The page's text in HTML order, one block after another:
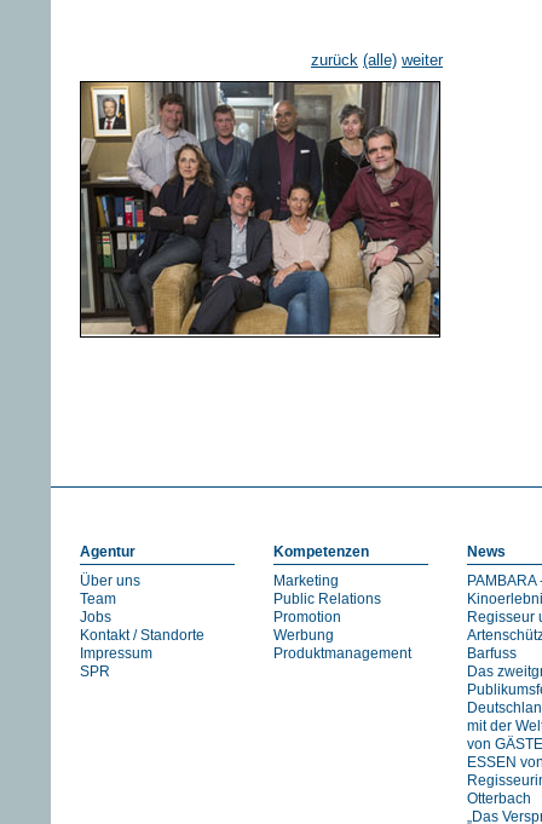
zurück (alle) weiter
Agentur
Über uns
Team
Jobs
Kontakt / Standorte
Impressum
SPR
Kompetenzen
Marketing
Public Relations
Promotion
Werbung
Produktmanagement
News
Regisseur
Barfuss
Das
mit der
von
ESSEN
Otterbach
„Das